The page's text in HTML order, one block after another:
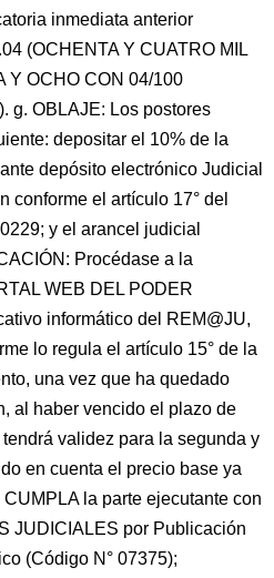
inmediata anterior
(OCHENTA Y CUATRO MIL
Y OCHO CON 04/100
g. OBLAJE: Los postores
depositar el 10% de la
depósito electrónico Judicial
conforme el artículo 17° del
y el arancel judicial
Procédase a la
WEB DEL PODER
informático del REM@JU,
lo regula el artículo 15° de la
una vez que ha quedado
al haber vencido el plazo de
validez para la segunda y
en cuenta el precio base ya
la parte ejecutante con
JUDICIALES por Publicación
(Código N° 07375);